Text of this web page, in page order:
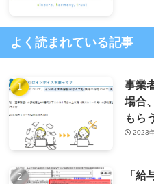
よく読まれている記事
事業
場合
もら
2023
「給